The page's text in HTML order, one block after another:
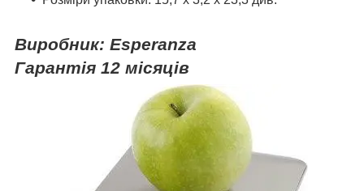
Виробник: Esperanza
Гарантія 12 місяців